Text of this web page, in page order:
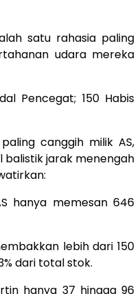
satu rahasia paling
udara mereka
Pencegat; 150 Habis
canggih milik AS,
balistik jarak menengah
hanya memesan 646
lebih dari 150
dari total stok.
hanya 37 hingga 96